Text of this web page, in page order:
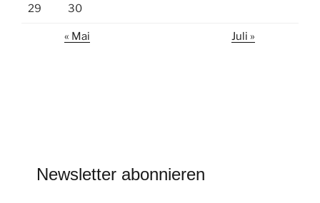
29 30
« Mai Juli »
Newsletter abonnieren